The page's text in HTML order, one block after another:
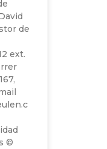
de
ext.
©